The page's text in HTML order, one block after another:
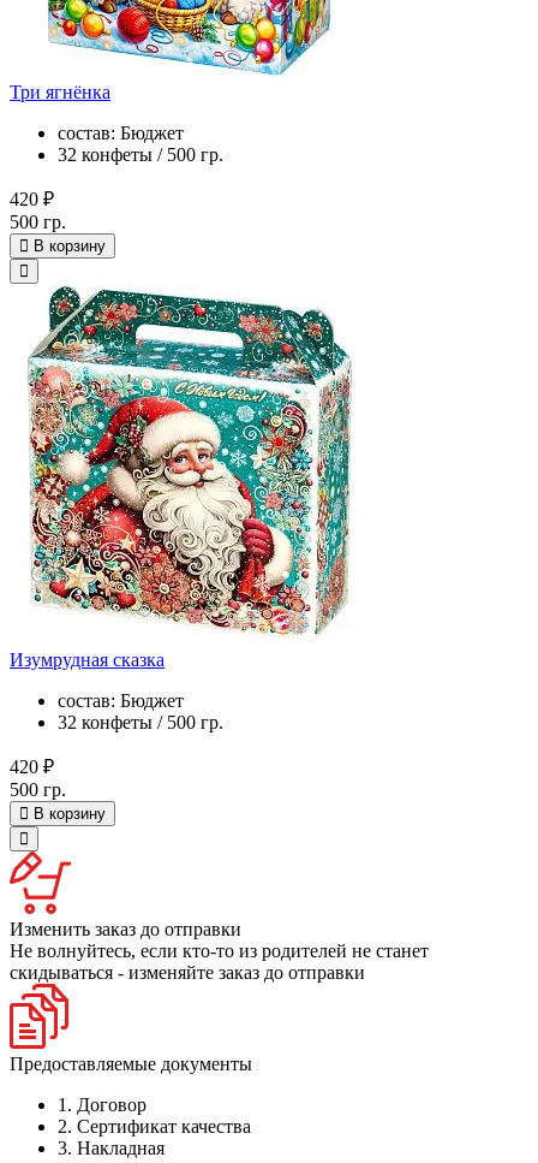
Три ягнёнка
состав: Бюджет
32 конфеты / 500 гр.
420 ₽
500 гр.
В корзину
Изумрудная сказка
состав: Бюджет
32 конфеты / 500 гр.
420 ₽
500 гр.
В корзину
Изменить заказ до отправки
Не волнуйтесь, если кто-то из родителей не станет
скидываться - изменяйте заказ до отправки
Предоставляемые документы
1. Договор
2. Сертификат качества
3. Накладная